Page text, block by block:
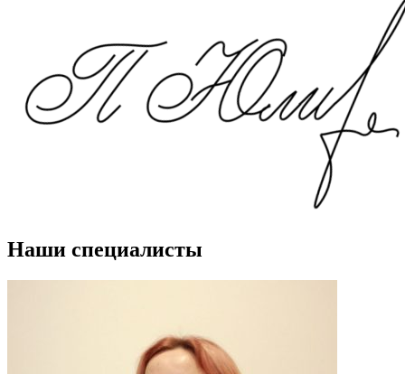
Наши специалисты